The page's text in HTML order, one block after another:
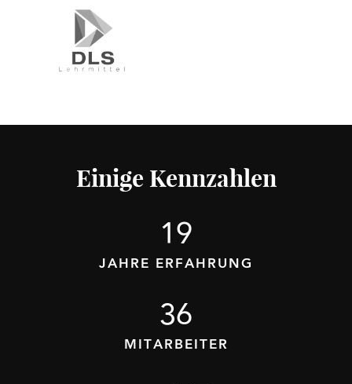
Einige Kennzahlen
JAHRE ERFAHRUNG
23
MITARBEITER
40